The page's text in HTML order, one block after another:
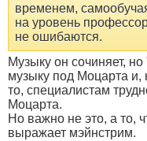
временем,
на уровень
не ошибаются.
Музыку он сочиняет,
музыку под Моцарта и,
то, специалистам
Моцарта.
Но важно не это, а то,
выражает мэйнстрим.